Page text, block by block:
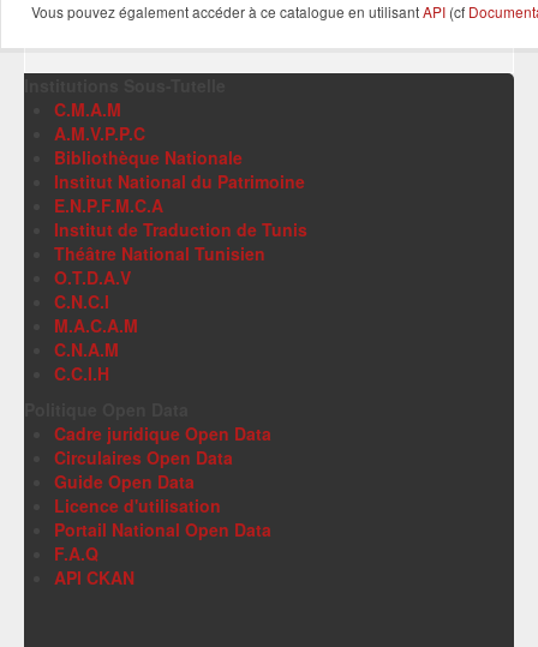
Vous pouvez également accéder à ce catalogue en utilisantAPI (cf
C.M.A.M
A.M.V.P.P.C
Bibliothèque Nationale
Institut National du Patrimoine
E.N.P.F.M.C.A
Institut de Traduction de Tunis
Théâtre National Tunisien
O.T.D.A.V
C.N.C.I
M.A.C.A.M
C.N.A.M
C.C.I.H
Cadre juridique Open Data
Circulaires Open Data
Guide Open Data
Licence d'utilisation
Portail National Open Data
F.A.Q
API CKAN